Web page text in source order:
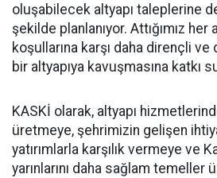
oluşabilecek altyapı taleplerine
şekilde planlanıyor. Attığımız
koşullarına karşı daha dirençli
bir altyapıya kavuşmasına katkı
KASKİ olarak, altyapı
üretmeye, şehrimizin gelişen
yatırımlarla karşılık vermeye ve
yarınlarını daha sağlam temeller